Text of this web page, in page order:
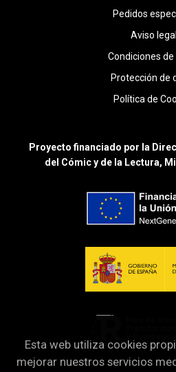
Pedidos
Aviso legal
Condiciones
Protección de
Política de
Proyecto financiado por la
del Cómic y de la Lectura,
Esta web utiliza cookies
mejorar nuestros servicios